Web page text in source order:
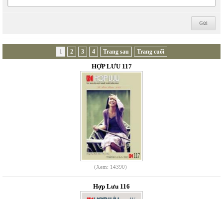
1 2 3 4 Trang sau Trang cuối
HỢP LƯU 117
(Xem: 14390)
Hợp Lưu 116